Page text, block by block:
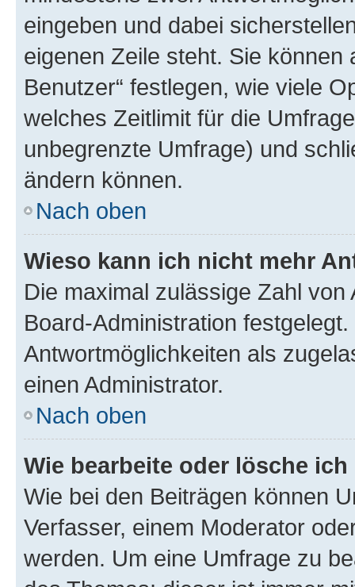
eingeben und dabei
eigenen Zeile steht. Sie können
Benutzer“ festlegen, wie viele
welches Zeitlimit für die
unbegrenzte Umfrage) und
ändern können.
Nach oben
Wieso kann ich nicht mehr
Die maximal zulässige Zahl
Board-Administration
Antwortmöglichkeiten als
einen Administrator.
Nach oben
Wie bearbeite oder lösche
Wie bei den Beiträgen können
Verfasser, einem Moderator
werden. Um eine Umfrage zu